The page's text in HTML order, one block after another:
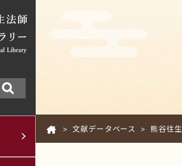
> 文献データベース > 熊谷往生